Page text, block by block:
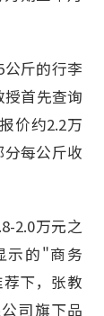
斤的行李
首先查询
价约2.2万
每公斤收
2.0万元之
示的"商务
下，张教
司旗下品